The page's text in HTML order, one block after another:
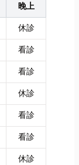
晚上
休診
看診
看診
休診
看診
看診
休診